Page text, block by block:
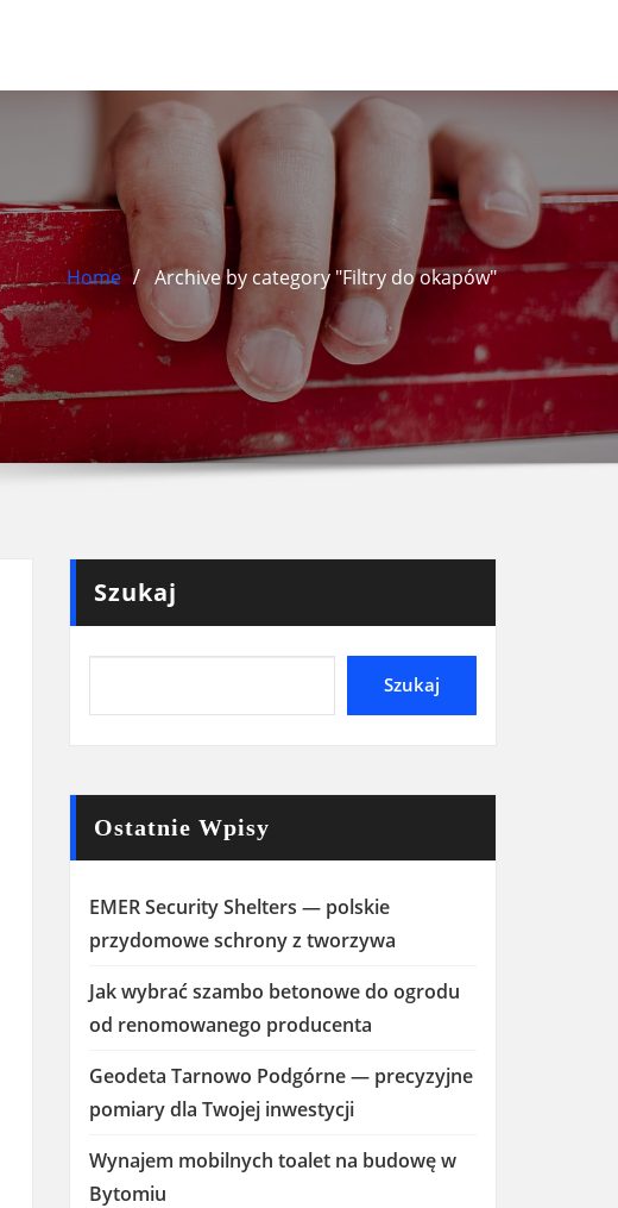
Home Archive by category "Filtry do okapów"
Szukaj
Szukaj
Ostatnie Wpisy
EMER Security Shelters — polskie
przydomowe schrony z tworzywa
Jak wybrać szambo betonowe do ogrodu
od renomowanego producenta
Geodeta Tarnowo Podgórne — precyzyjne
pomiary dla Twojej inwestycji
Wynajem mobilnych toalet na budowę w
Bytomiu